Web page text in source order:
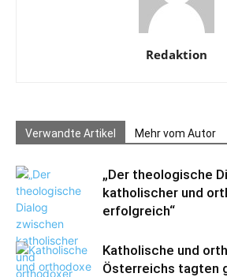
Redaktion
Verwandte Artikel Mehr vom Autor
„Der theologische
katholischer und
erfolgreich“
Katholische und
Österreichs tagten